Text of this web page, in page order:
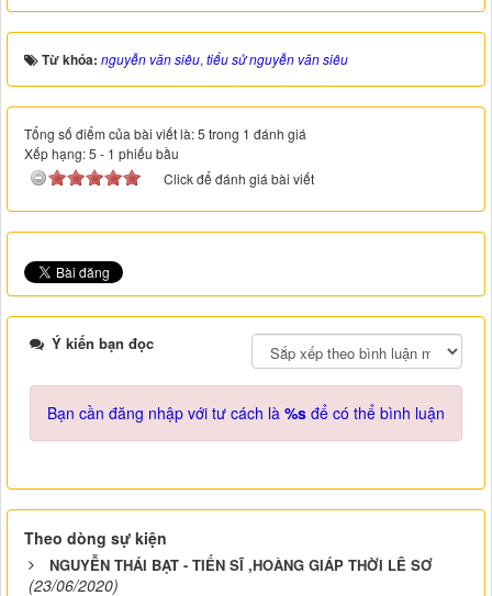
Từ khóa: nguyễn văn siêu, tiểu sử nguyễn văn siêu
Tổng số điểm của bài viết là: 5 trong 1 đánh giá
Xếp hạng:5 - 1 phiếu bầu
Click để đánh giá bài viết
Ý kiến bạn đọc
Bạn cần đăng nhập với tư cách là %s để có thể bình luận
Theo dòng sự kiện
NGUYỄN THÁI BẠT - TIẾN SĨ ,HOÀNG GIÁP THỜI LÊ SƠ
(23/06/2020)